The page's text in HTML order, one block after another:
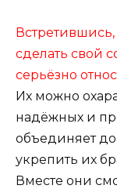
сделать свой
серьёзно
Их можно
надёжных и
объединяет
укрепить их
Вместе они